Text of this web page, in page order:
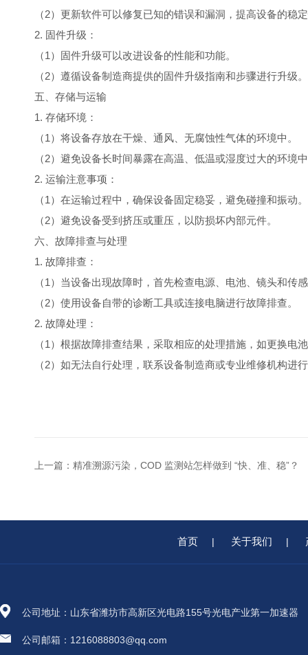
（2）更新软件可以修复已知的错误和漏洞，提高设备的稳
2. 固件升级：
（1）固件升级可以改进设备的性能和功能。
（2）遵循设备制造商提供的固件升级指南和步骤进行升级。
五、存储与运输
1. 存储环境：
（1）将设备存放在干燥、通风、无腐蚀性气体的环境中。
（2）避免设备长时间暴露在高温、低温或湿度过大的环境
2. 运输注意事项：
（1）在运输过程中，确保设备固定稳妥，避免碰撞和振动。
（2）避免设备受到挤压或重压，以防损坏内部元件。
六、故障排查与处理
1. 故障排查：
（1）当设备出现故障时，首先检查电源、电池、镜头和传
（2）使用设备自带的诊断工具或连接电脑进行故障排查。
2. 故障处理：
（1）根据故障排查结果，采取相应的处理措施，如更换电
（2）如无法自行处理，联系设备制造商或专业维修机构进
上一篇： 精准溯源污染，COD 监测站怎样做到 “快、准、稳”？
首页 | 关于我们 |
公司地址：山东省潍坊市高新区光电路155号光电产业第一加速器
公司邮箱：1216088803@qq.com